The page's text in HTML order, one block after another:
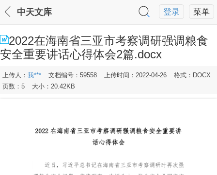
菜单
登录
中天文库
2022在海南省三亚市考察调研强调粮食
安全重要讲话心得体会2篇.docx
上传人： 我*** 文档编号：59558 上传时间：2022-04-26
格式：DOCX
页数：5
大小：20.42KB